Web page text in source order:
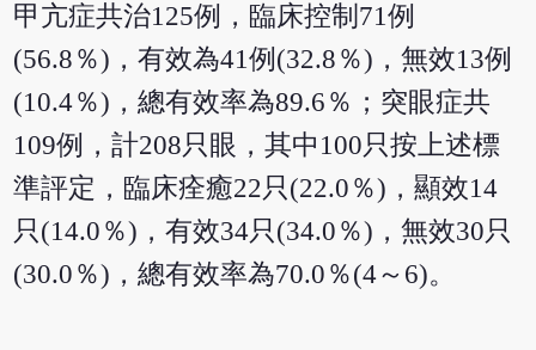
甲亢症共治125例，臨床控制71例
(56.8％)，有效為41例(32.8％)，無效13例
(10.4％)，總有效率為89.6％；突眼症共
109例，計208只眼，其中100只按上述標
準評定，臨床痊癒22只(22.0％)，顯效14
只(14.0％)，有效34只(34.0％)，無效30只
(30.0％)，總有效率為70.0％(4～6)。